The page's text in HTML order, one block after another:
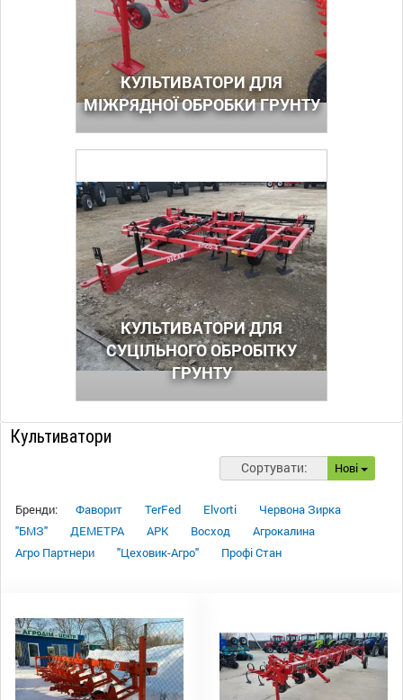
КУЛЬТИВАТОРИ ДЛЯ
МІЖРЯДНОЇ ОБРОБКИ ГРУНТУ
КУЛЬТИВАТОРИ ДЛЯ
СУЦІЛЬНОГО ОБРОБІТКУ
ГРУНТУ
Культиватори
Сортувати: Нові
Бренди: Фаворит TerFed Elvorti
Червона Зирка
"БМЗ"
ДЕМЕТРА АРК Восход
Агрокалина
Агро Партнери
"Цеховик-Агро" Профі Стан